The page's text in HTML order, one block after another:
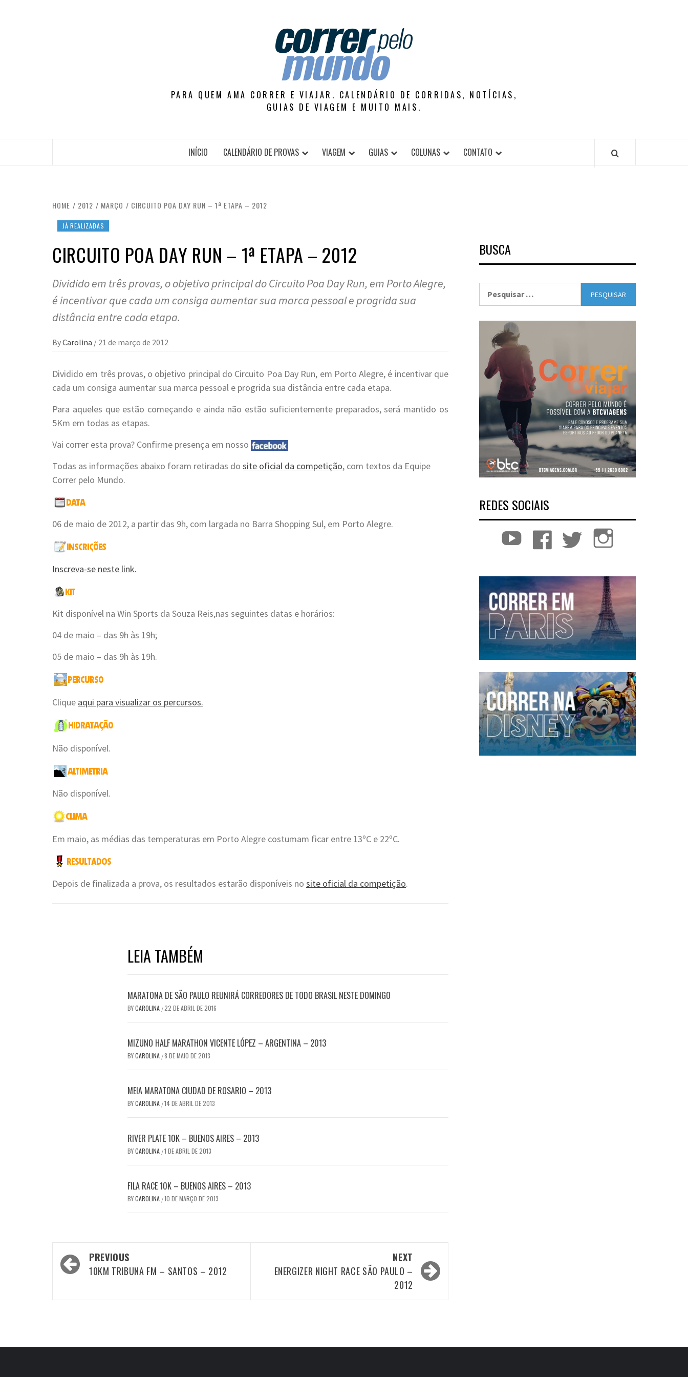
PARA QUEM AMA CORRER E VIAJAR. CALENDÁRIO DE CORRIDAS, NOTÍCIAS,
GUIAS DE VIAGEM E MUITO MAIS.
INÍCIO CALENDÁRIO DE PROVAS VIAGEM GUIAS COLUNAS CONTATO
HOME 2012 MARÇO CIRCUITO POA DAY RUN – 1ª ETAPA – 2012
JÁ REALIZADAS
CIRCUITO POA DAY RUN – 1ª ETAPA – 2012
Dividido em três provas, o objetivo principal do Circuito Poa Day Run, em Porto Alegre,
é incentivar que cada um consiga aumentar sua marca pessoal e progrida sua
distância entre cada etapa.
ByCarolina / 21 de março de 2012
Dividido em três provas, o objetivo principal do Circuito Poa Day Run, em Porto Alegre, é incentivar que
cada um consiga aumentar sua marca pessoal e progrida sua distância entre cada etapa.
Para aqueles que estão começando e ainda não estão suficientemente preparados, será mantido os
5Km em todas as etapas.
Vai correr esta prova? Confirme presença em nosso
Todas as informações abaixo foram retiradas do site oficial da competição, com textos da Equipe
Correr pelo Mundo.
06 de maio de 2012, a partir das 9h, com largada no Barra Shopping Sul, em Porto Alegre.
Inscreva-se neste link.
Kit disponível na Win Sports da Souza Reis,nas seguintes datas e horários:
04 de maio – das 9h às 19h;
05 de maio – das 9h às 19h.
Clique aqui para visualizar os percursos.
Não disponível.
Não disponível.
Em maio, as médias das temperaturas em Porto Alegre costumam ficar entre 13ºC e 22ºC.
Depois de finalizada a prova, os resultados estarão disponíveis no site oficial da competição.
LEIA TAMBÉM
MARATONA DE SÃO PAULO REUNIRÁ CORREDORES DE TODO BRASIL NESTE DOMINGO
BYCAROLINA /22 DE ABRIL DE 2016
MIZUNO HALF MARATHON VICENTE LÓPEZ – ARGENTINA – 2013
BYCAROLINA /8 DE MAIO DE 2013
MEIA MARATONA CIUDAD DE ROSARIO – 2013
BYCAROLINA /14 DE ABRIL DE 2013
RIVER PLATE 10K – BUENOS AIRES – 2013
BYCAROLINA /1 DE ABRIL DE 2013
FILA RACE 10K – BUENOS AIRES – 2013
BYCAROLINA /10 DE MARÇO DE 2013
Post
navigation
PREVIOUS
10KM TRIBUNA FM – SANTOS – 2012
NEXT
ENERGIZER NIGHT RACE SÃO PAULO –
2012
BUSCA
REDES SOCIAIS
YouTube Facebook Twitter